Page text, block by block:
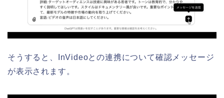
そうすると、InVideoとの連携について確認メッセージ
が表示されます。